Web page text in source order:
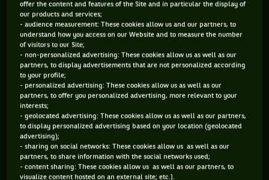
En une fin d'après-midi, le 31 mai 2009, vous vous souvenez
peut-être avoir entendu ces mots-là : « jeu, set et match
Robin Soderling 6-2 6-7 6-4 7-6 ». Ce jour-là, le Suédois avait
mis fin à la série d'invincibilité de Rafael Nadal à Roland-
Garros.
En 2010, toujours sur sa lancée, il s'impose à Rotterdam et au
BNP Paribas Masters. Il grimpe en février 2011 à la 4e place
mondiale. Cette année-là, il gagne 4 tournois, sa plus belle
année. Le quatrième est celui de Bastad, chez lui en Suède.
Cela coïncide aussi avec son dernier match sur le circuit. Oui,
car depuis : rien. Robin Soderling n'a plus rejoué au tennis en
offer the content and features of the Site and in particular the display of
our products and services;
- audience measurement: These cookies allow us and our partners, to
understand how you access on our Website and to measure the number
of visitors to our Site;
- non-personalized advertising: These cookies allow us as well as our
partners, to display advertisements that are not personalized according
to your profile;
- personalized advertising: These cookies allow us as well as our
partners, to offer you personalized advertising, more relevant to your
interests;
- geolocated advertising: These cookies allow us as well as our partners,
to display personalized advertising based on your location (geolocated
advertising);
- sharing on social networks: These cookies allow us as well as our
partners, to share information with the social networks used;
- content sharing: These cookies allow us as well as our partners, to
visualize content hosted on an external site; etc.].